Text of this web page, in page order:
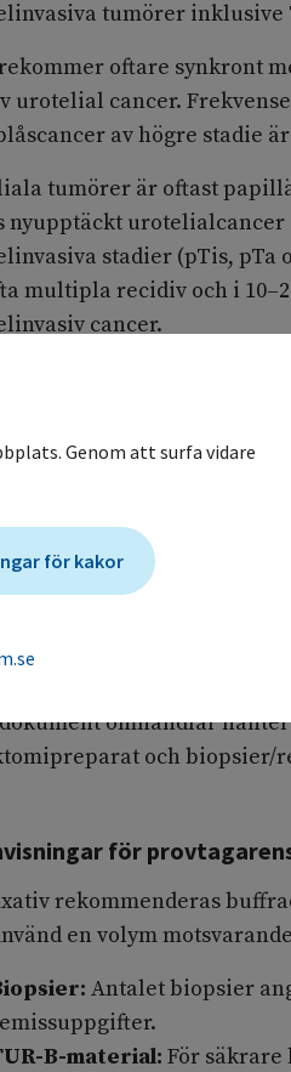
tumörer
oftare synkront
urotelial cancer.
av högre stadie
tumörer är oftast
nyupptäckt urotelialcancer
stadier (pTis, pTa
multipla recidiv och i
cancer.
vanligt att tumörer har en
histologiska subtyper
fall är det viktigt att ange
för prognos och val av
att försöka kvantifiera
har sämre prognos än
och anses vara
tumörväxt ska
av
omhandlar
och biopsier/
för
rekommenderas
en volym
Antalet biopsier
B-material:För säkrare
Genom att surfa vidare
för kakor